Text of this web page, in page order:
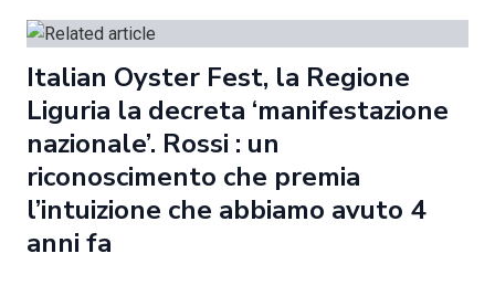
Italian Oyster Fest, la Regione
Liguria la decreta ‘manifestazione
nazionale’. Rossi : un
riconoscimento che premia
l’intuizione che abbiamo avuto 4
anni fa